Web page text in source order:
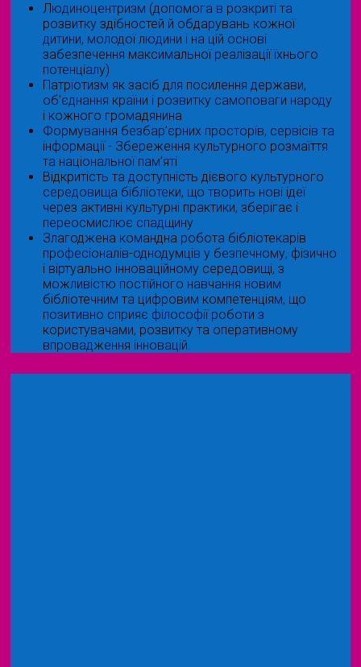
Людиноцентризм (допомога в розкриті та
розвитку здібностей й обдарувань кожної
дитини, молодої людини і на цій основі
забезпечення максимальної реалізації їхнього
потенціалу)
Патріотизм як засіб для посилення держави,
об'єднання країни і розвитку самоповаги народу
і кожного громадянина
Формування безбар’єрних просторів, сервісів та
інформації - Збереження культурного розмаїття
та національної пам’яті
Відкритість та доступність дієвого культурного
середовища бібліотеки, що творить нові ідеї
через активні культурні практики, зберігає і
переосмислює спадщину
Злагоджена командна робота бібліотекарів
професіоналів-однодумців у безпечному, фізично
і віртуально інноваційному середовищі, з
можливістю постійного навчання новим
бібліотечним та цифровим компетенціям, що
позитивно сприяє філософії роботи з
користувачами, розвитку та оперативному
впровадження інновацій.